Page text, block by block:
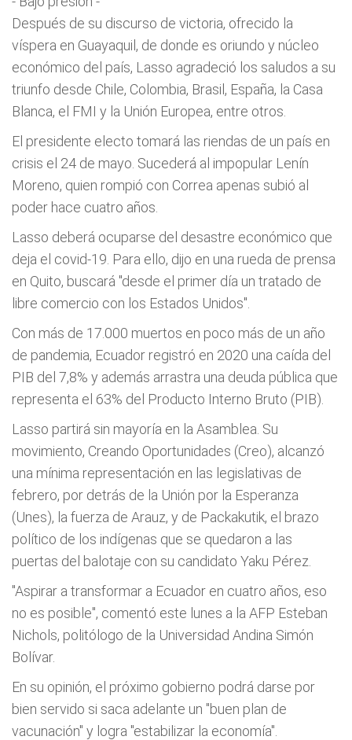
Después de su discurso de victoria, ofrecido la
víspera en Guayaquil, de donde es oriundo y núcleo
económico del país, Lasso agradeció los saludos a su
triunfo desde Chile, Colombia, Brasil, España, la Casa
Blanca, el FMI y la Unión Europea, entre otros.
El presidente electo tomará las riendas de un país en
crisis el 24 de mayo. Sucederá al impopular Lenín
Moreno, quien rompió con Correa apenas subió al
poder hace cuatro años.
Lasso deberá ocuparse del desastre económico que
deja el covid-19. Para ello, dijo en una rueda de prensa
en Quito, buscará "desde el primer día un tratado de
libre comercio con los Estados Unidos".
Con más de 17.000 muertos en poco más de un año
de pandemia, Ecuador registró en 2020 una caída del
PIB del 7,8% y además arrastra una deuda pública que
representa el 63% del Producto Interno Bruto (PIB).
Lasso partirá sin mayoría en la Asamblea. Su
movimiento, Creando Oportunidades (Creo), alcanzó
una mínima representación en las legislativas de
febrero, por detrás de la Unión por la Esperanza
(Unes), la fuerza de Arauz, y de Packakutik, el brazo
político de los indígenas que se quedaron a las
puertas del balotaje con su candidato Yaku Pérez.
"Aspirar a transformar a Ecuador en cuatro años, eso
no es posible", comentó este lunes a la AFP Esteban
Nichols, politólogo de la Universidad Andina Simón
Bolívar.
En su opinión, el próximo gobierno podrá darse por
bien servido si saca adelante un "buen plan de
vacunación" y logra "estabilizar la economía".